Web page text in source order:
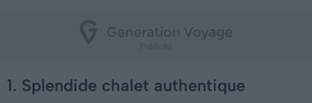
1. Splendide chalet authentique